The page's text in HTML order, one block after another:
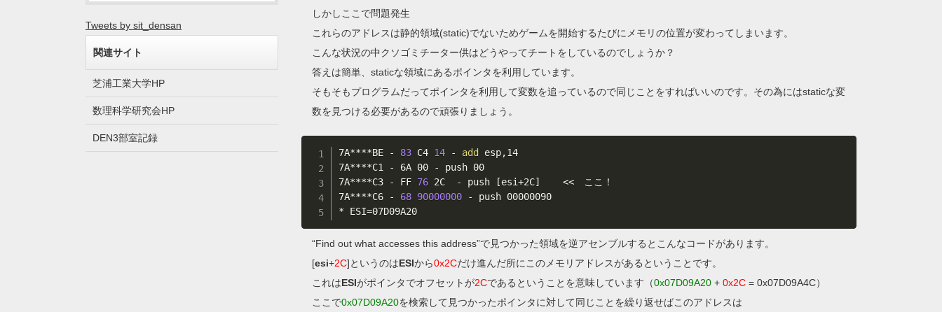
しかしここで問題発生
これらのアドレスは静的領域(static)でないためゲームを開始するたびにメモリの位置が変わってしまいます。
こんな状況の中クソゴミチーター供はどうやってチートをしているのでしょうか？
答えは簡単、staticな領域にあるポインタを利用しています。
そもそもプログラムだってポインタを利用して変数を追っているので同じことをすればいいのです。その為にはstaticな変
数を見つける必要があるので頑張りましょう。
7A****BE - 83 C4 14 - add
esp,14
7A****C1 - 6A 00 - push 00
7A****C3 - FF 76 2C  - push [esi+2C] << ここ！
7A****C6 - 68 90000000 - push 00000090
* ESI=
“Find out what accesses this address”で見つかった領域を逆アセンブルするとこんなコードがあります。
[esi+2C]というのはESIから0x2Cだけ進んだ所にこのメモリアドレスがあるということです。
これはESIがポインタでオフセットが2Cであるということを意味しています（0x07D09A20 + 0x2C = 0x07D09A4C）
ここで0x07D09A20を検索して見つかったポインタに対して同じことを繰り返せばこのアドレスは
Tweets by sit_densan
関連サイト
芝浦工業大学HP
数理科学研究会HP
DEN3部室記録